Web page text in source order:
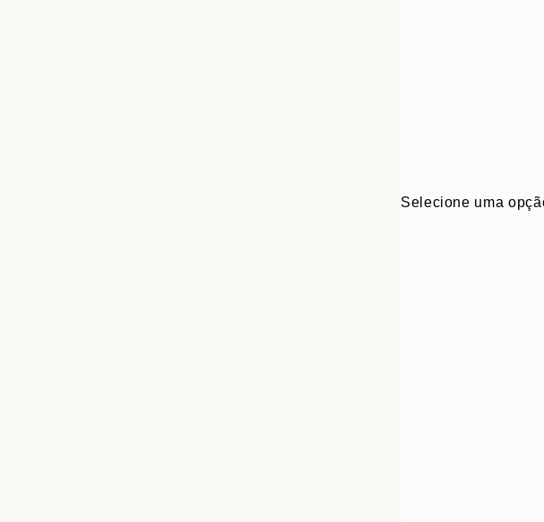
Selecione uma